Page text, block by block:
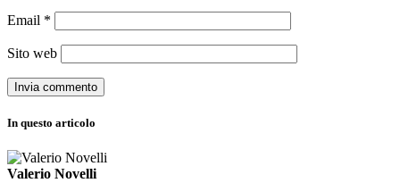
Email *
Sito web
In questo articolo
Valerio Novelli